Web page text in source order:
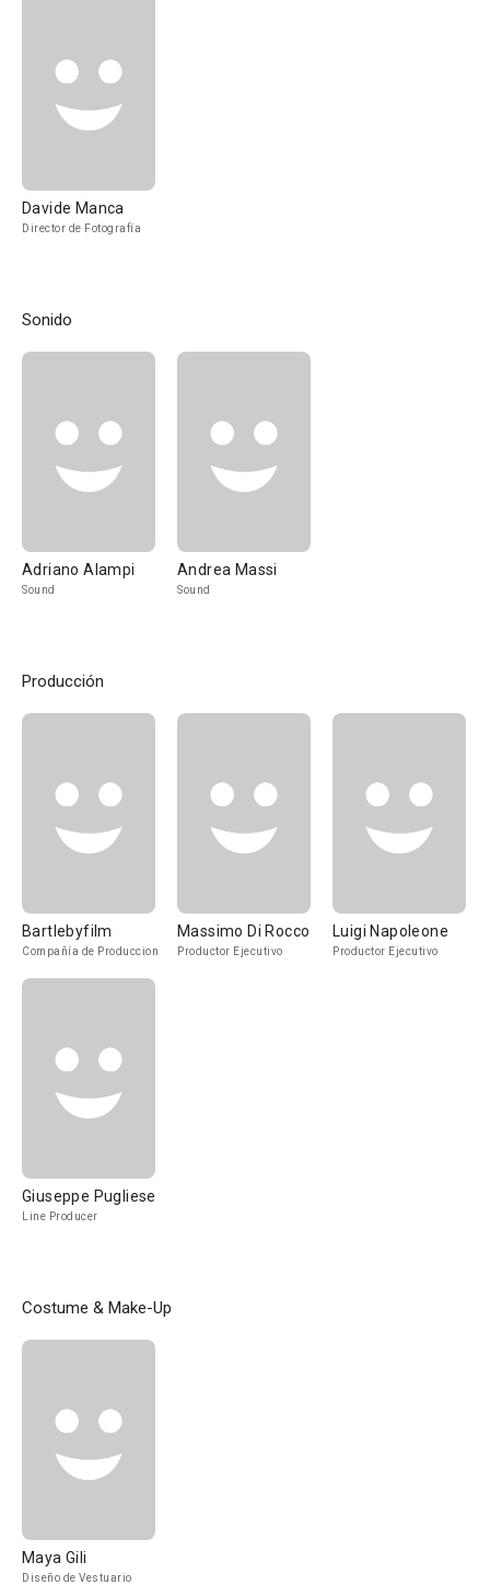
Davide Manca
Director de Fotografía
Sonido
Adriano Alampi
Sound
Andrea Massi
Sound
Producción
Bartlebyfilm
Compañía de Produccion
Massimo Di Rocco
Productor Ejecutivo
Luigi Napoleone
Productor Ejecutivo
Giuseppe Pugliese
Line Producer
Costume & Make-Up
Maya Gili
Diseño de Vestuario